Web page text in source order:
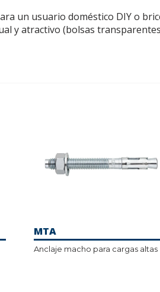
un usuario doméstico DIY o
y atractivo (bolsas
MTA
Anclaje macho para cargas altas